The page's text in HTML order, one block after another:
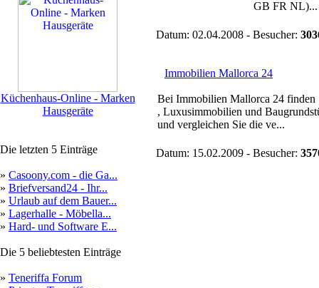
Küchenhaus-Online - Marken
Hausgeräte
Die letzten 5 Einträge
» Casoony.com - die Ga...
» Briefversand24 - Ihr...
» Urlaub auf dem Bauer...
» Lagerhalle - Möbella...
» Hard- und Software E...
Die 5 beliebtesten Einträge
» Teneriffa Forum
GB FR NL)...
Datum: 02.04.2008 - Besucher:
Immobilien Mallorca 24
Bei Immobilien Mallorca 24 finden
, Luxusimmobilien und
und vergleichen Sie die ve...
Datum: 15.02.2009 - Besucher: